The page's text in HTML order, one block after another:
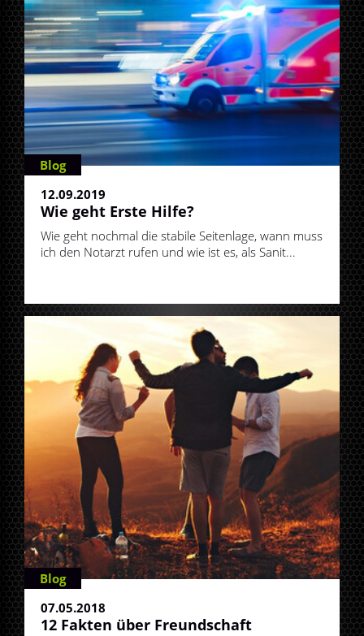
Blog
12.09.2019
Wie geht Erste Hilfe?
Wie geht nochmal die stabile Seitenlage, wann muss
ich den Notarzt rufen und wie ist es, als Sanit...
Blog
07.05.2018
12 Fakten über Freundschaft